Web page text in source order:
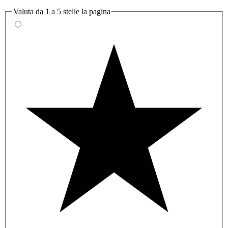
Valuta da 1 a 5 stelle la pagina